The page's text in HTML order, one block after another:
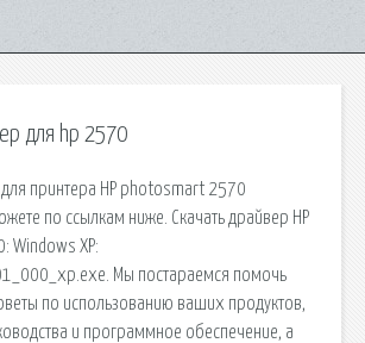
для hp 2570
для принтера HP photosmart 2570
по ссылкам ниже. Скачать драйвер HP
Windows XP:
Мы постараемся помочь
по использованию ваших продуктов,
и программное обеспечение, а